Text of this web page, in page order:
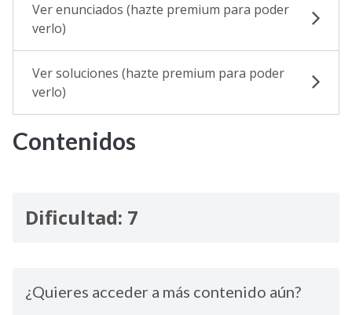
Ver enunciados (hazte premium para poder
verlo)
Ver soluciones (hazte premium para poder
verlo)
Contenidos
Dificultad: 7
¿Quieres acceder a más contenido aún?